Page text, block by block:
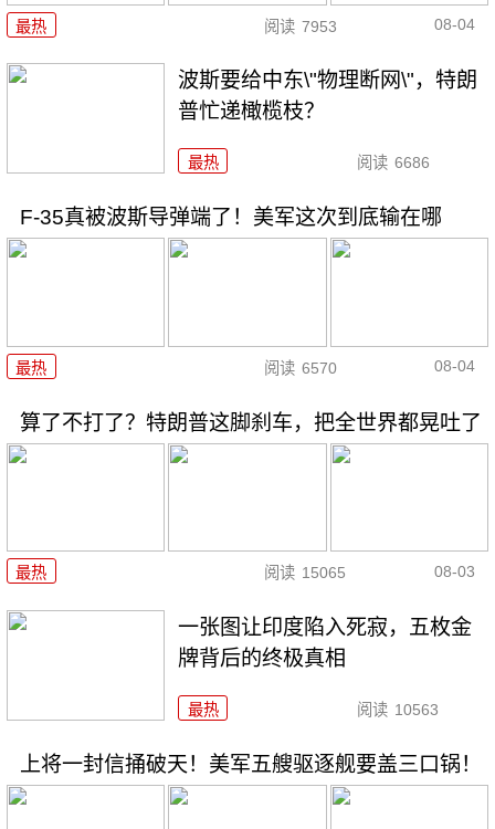
最热 阅读 7953 08-04
波斯要给中东\"物理断网\"，特朗
普忙递橄榄枝？
最热 阅读 6686
F-35真被波斯导弹端了！美军这次到底输在哪
最热 阅读 6570 08-04
算了不打了？特朗普这脚刹车，把全世界都晃吐了
最热 阅读 15065 08-03
一张图让印度陷入死寂，五枚金
牌背后的终极真相
最热 阅读 10563
上将一封信捅破天！美军五艘驱逐舰要盖三口锅！